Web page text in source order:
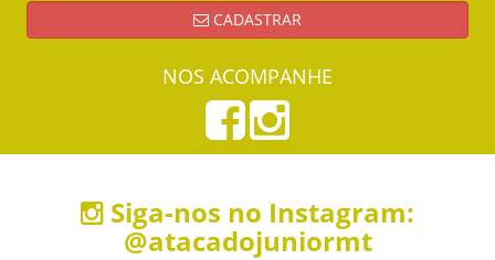
CADASTRAR
NOS ACOMPANHE
Siga-nos no Instagram:
@atacadojuniormt